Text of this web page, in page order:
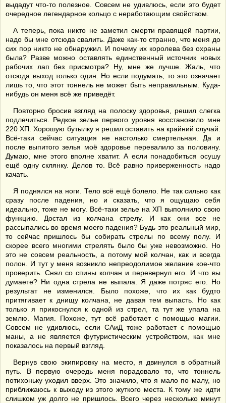
выдадут что-то полезное. Совсем не удивлюсь, если это будет
очередное легендарное кольцо с неработающим свойством.
А теперь, пока никто не заметил смерти правящей партии,
надо бы мне отсюда свалить. Даже как-то странно, что меня до
сих пор никто не обнаружил. И почему их королева без охраны
была? Разве можно оставлять единственный источник новых
рабочих лап без присмотра? Ну, мне же лучше. Жаль, что
отсюда выход только один. Но если подумать, то это означает
лишь то, что этот тоннель не может быть неправильным. Куда-
нибудь он меня всё же приведёт.
Повторно бросив взгляд на полоску здоровья, решил слегка
подлечиться. Редкое зелье первого уровня восстановило мне
220 ХП. Хорошую бутылку я решил оставить на крайний случай.
Всё-таки сейчас ситуация не настолько смертельная. Да и
после выпитого зелья моё здоровье перевалило за половину.
Думаю, мне этого вполне хватит. А если понадобиться осушу
ещё одну склянку. Делов то. Всё равно приверженность надо
качать.
Я поднялся на ноги. Тело всё ещё болело. Не так сильно как
сразу после падения, но и сказать, что я ощущаю себя
идеально, тоже не могу. Всё-таки зелье на ХП выполнило свою
функцию. Достал из колчана стрелу. И как они все не
рассыпались во время моего падения? Будь это реальный мир,
то сейчас пришлось бы собирать стрелы по всему полу. И
скорее всего многими стрелять было бы уже невозможно. Но
это не совсем реальность, а потому мой колчан, как и всегда
полон. И тут у меня возникло непреодолимое желание кое-что
проверить. Снял со спины колчан и перевернул его. И что вы
думаете? Ни одна стрела не выпала. Я даже потряс его. Но
результат не изменился. Было похоже, что их как будто
притягивает к днищу колчана, не давая тем выпасть. Но как
только я прикоснулся к одной из стрел, та тут же упала на
землю. Магия. Похоже, тут всё работает с помощью магии.
Совсем не удивлюсь, если САиД тоже работает с помощью
маны, а не является футуристическим устройством, как мне
показалось на первый взгляд.
Вернув свою экипировку на место, я двинулся в обратный
путь. В первую очередь меня порадовало то, что тоннель
потихоньку уходил вверх. Это значило, что я мало по малу, но
приближаюсь к выходу из этого жуткого места. К тому же идти
слишком уж долго не пришлось. Всего через несколько минут